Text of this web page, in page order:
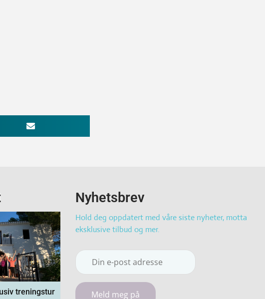
treningstur
Nyhetsbrev
Hold deg oppdatert med våre siste nyheter, motta
eksklusive tilbud og mer.